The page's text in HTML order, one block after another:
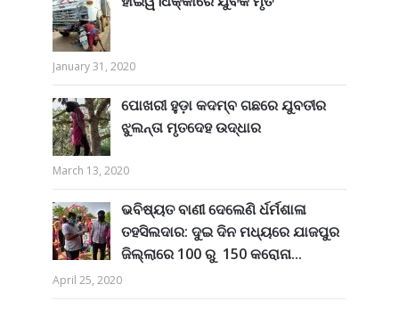
January 31, 2020
ପୋଖରୀ ହୁଡ଼ା କଦମ୍ବ ଗଛରେ ଯୁବତୀର
ଝୁଲନ୍ତା ମୃତଦେହ ଉଦ୍ଧାର
March 13, 2020
ଭବିଷ୍ୟତ ବାଣୀ ଦେଲେଣି ର୍ଧର୍ମଶାଳା
ତହସିଲଦାର: ଦୁଇ ଦିନ ମଧ୍ୟରେ ଯାଜପୁର
ଜିଲ୍ଲାରେ 100 ରୁ 150 କରୋନା...
April 25, 2020